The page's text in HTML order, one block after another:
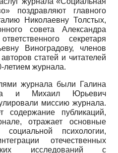
поздравляют главного
Николаевну Толстых,
совета Александра
секретаря
Виноградову, членов
статей и читателей
журнала.
журнала были Галина
и Михаил Юрьевич
миссию журнала.
публикаций,
отражает основные
социальной психологии,
отечественных
исследований с